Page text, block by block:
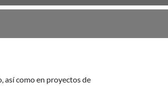
así como en proyectos de